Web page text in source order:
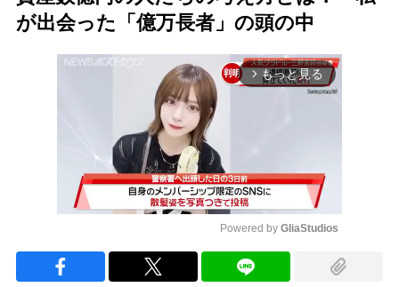
が出会った「億万長者」の頭の中
arrow_forward_ios もっと見る
Powered by GliaStudios